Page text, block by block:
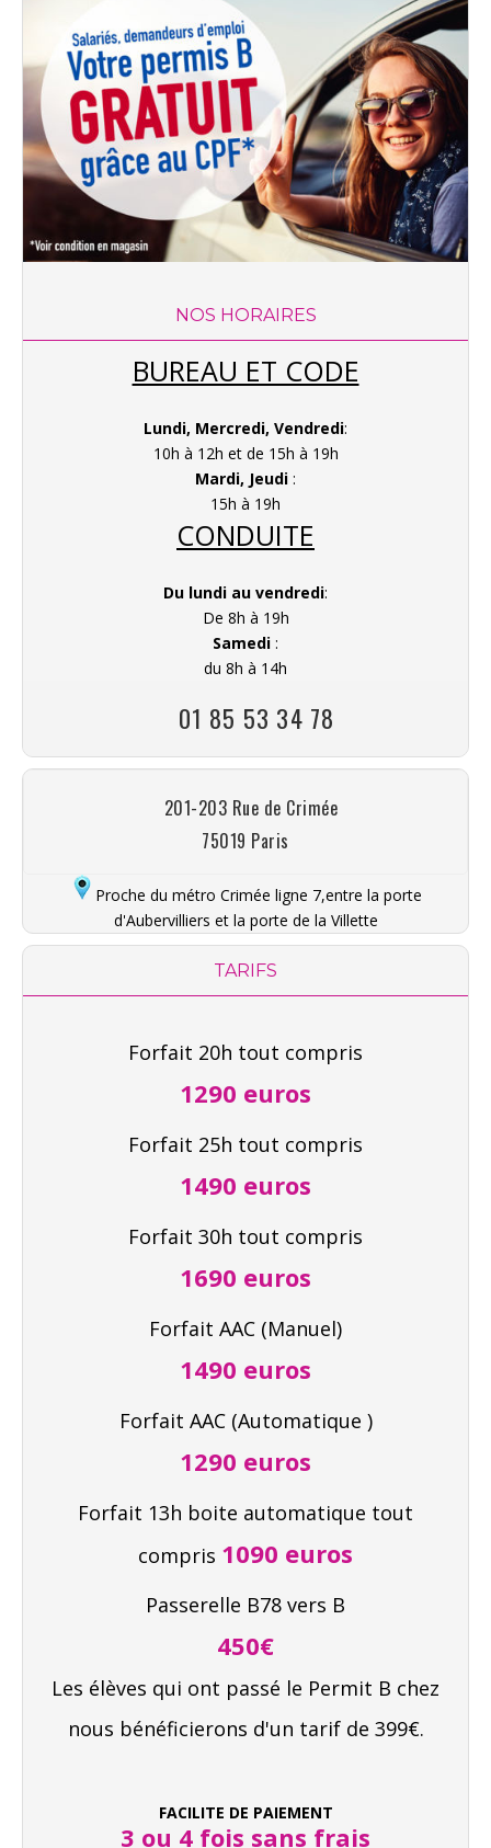
NOS HORAIRES
BUREAU ET CODE
Lundi, Mercredi, Vendredi:
10h à 12h et de 15h à 19h
Mardi, Jeudi :
15h à 19h
CONDUITE
Du lundi au vendredi:
De 8h à 19h
Samedi :
du 8h à 14h
01 85 53 34 78
201-203 Rue de Crimée
75019 Paris
Proche du métro Crimée ligne 7,entre la porte
d'Aubervilliers et la porte de la Villette
TARIFS
Forfait 20h tout compris
1290 euros
Forfait 25h tout compris
1490 euros
Forfait 30h tout compris
1690 euros
Forfait AAC (Manuel)
1490 euros
Forfait AAC (Automatique )
1290 euros
Forfait 13h boite automatique tout
compris 1090 euros
Passerelle B78 vers B
450€
Les élèves qui ont passé le Permit B chez
nous bénéficierons d'un tarif de 399€.
FACILITE DE PAIEMENT
3 ou 4 fois sans frais